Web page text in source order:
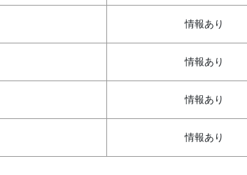
情報あり
情報あり
情報あり
情報あり